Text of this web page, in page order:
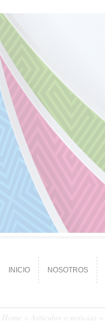
INICIO NOSOTROS
Home Artículos o noticias